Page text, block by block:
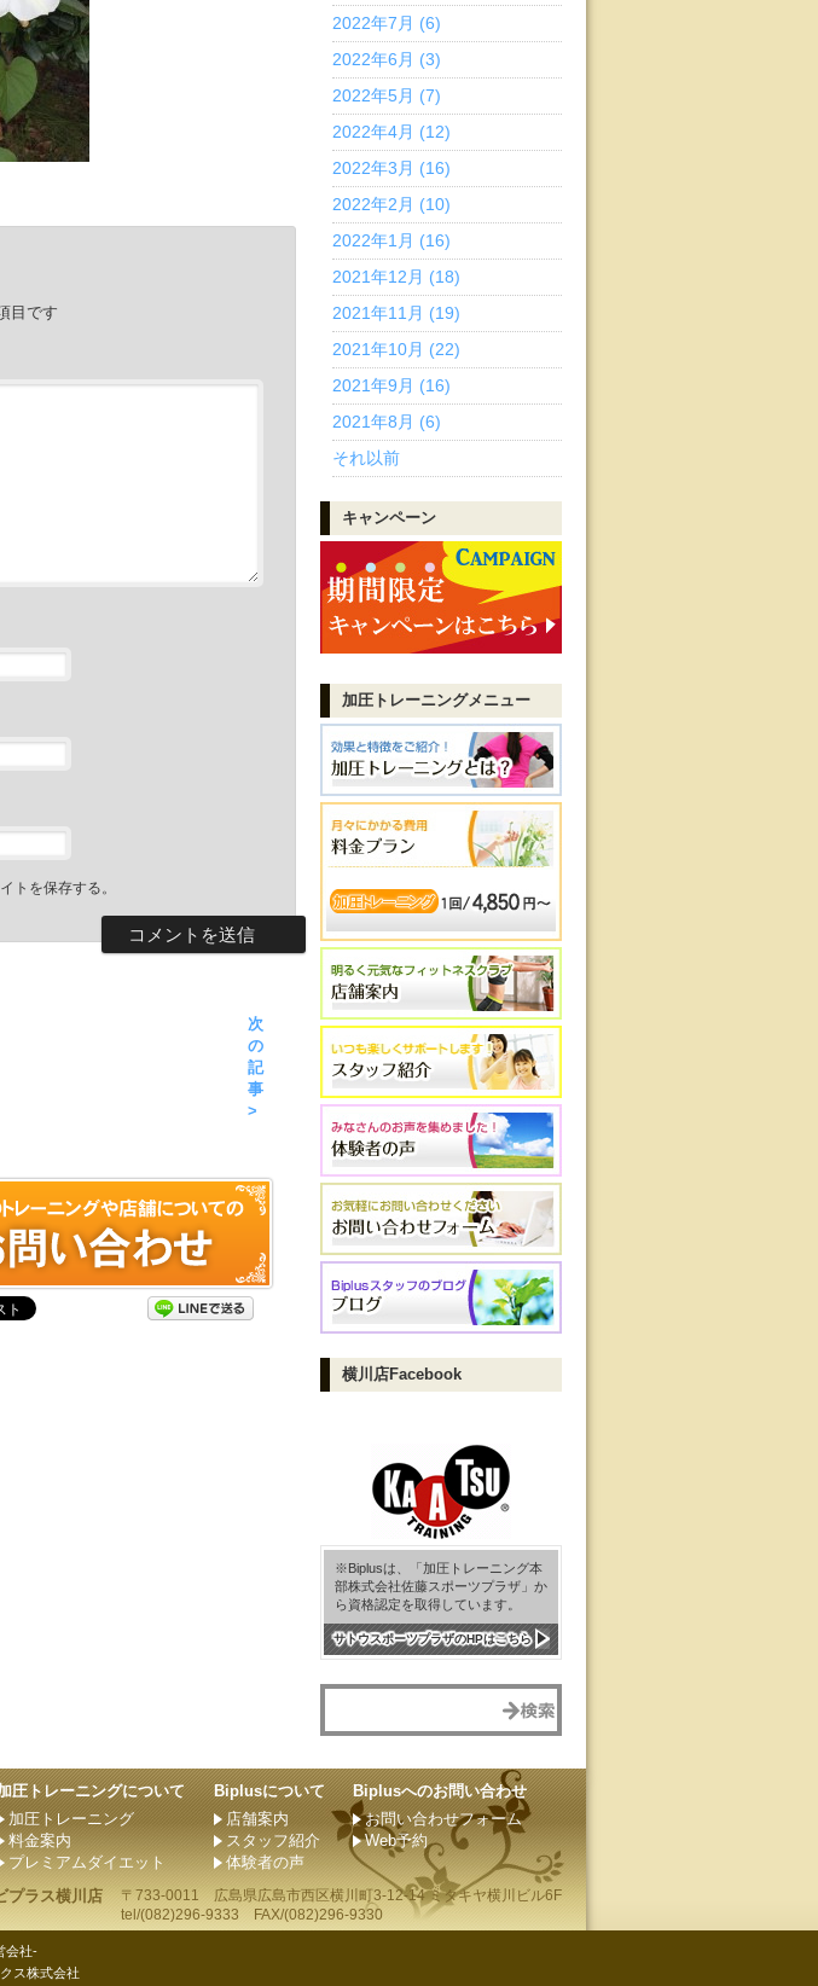
目です
トを保存する。
次
の
記
事
>
2022年7月 (6)
2022年6月 (3)
2022年5月 (7)
2022年4月 (12)
2022年3月 (16)
2022年2月 (10)
2022年1月 (16)
2021年12月 (18)
2021年11月 (19)
2021年10月 (22)
2021年9月 (16)
2021年8月 (6)
それ以前
キャンペーン
加圧トレーニングメニュー
横川店Facebook
※Biplusは、「加圧トレーニング本
部株式会社佐藤スポーツプラザ」か
ら資格認定を取得しています。
サトウスポーツプラザのHPはこちら
圧トレーニングについて
加圧トレーニング
料金案内
プレミアムダイエット
Biplusについて
店舗案内
スタッフ紹介
体験者の声
Biplusへのお問い合わせ
お問い合わせフォーム
Web予約
プラス横川店 〒733-0011 広島県広島市西区横川町3-12-14 ミタキヤ横川ビル6F
tel/(082)296-9333 FAX/(082)296-9330
会社-
ス株式会社